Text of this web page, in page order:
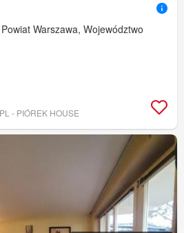
Warszawa, Województwo
- PIÓREK HOUSE